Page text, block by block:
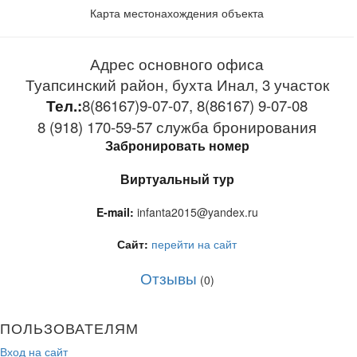
Карта местонахождения объекта
Адрес основного офиса
Туапсинский район, бухта Инал, 3 участок
Тел.:8(86167)9-07-07, 8(86167) 9-07-08
8 (918) 170-59-57 служба бронирования
Забронировать номер
Виртуальный тур
E-mail: infanta2015@yandex.ru
Сайт: перейти на сайт
Отзывы (0)
ПОЛЬЗОВАТЕЛЯМ
Вход на сайт